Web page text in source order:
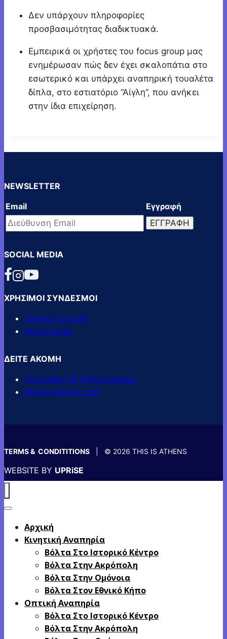
Δεν υπάρχουν πληροφορίες
προσβασιμότητας διαδικτυακά.
Εμπειρικά οι χρήστες του focus group μας
ενημέρωσαν πώς δεν έχει σκαλοπάτια στο
εσωτερικό και υπάρχει αναπηρική τουαλέτα
δίπλα, στο εστιατόριο “Αίγλη”, που ανήκει
στην ίδια επιχείρηση.
NEWSLETTER
Email Εγγραφή
SOCIAL MEDIA
ΧΡΗΣΙΜΟΙ ΣΥΝΔΕΣΜΟΙ
Σχετικά με εμάς
Επικοινωνία
ΔΕΙΤΕ ΑΚΟΜΗ
Convention & Visitors Bureau
Athens with a Local
TERMS & CONDITITIONS | © 2026 THIS IS ATHENS
WEBSITE BY UPRiSE
Αρχική
Κινητική Αναπηρία
Βόλτα Στο Ιστορικό Κέντρο
Βόλτα Στην Ακρόπολη
Βόλτα Στην Ομόνοια
Βόλτα Στον Εθνικό Κήπο
Οπτική Αναπηρία
Βόλτα Στο Ιστορικό Κέντρο
Βόλτα Στην Ακρόπολη